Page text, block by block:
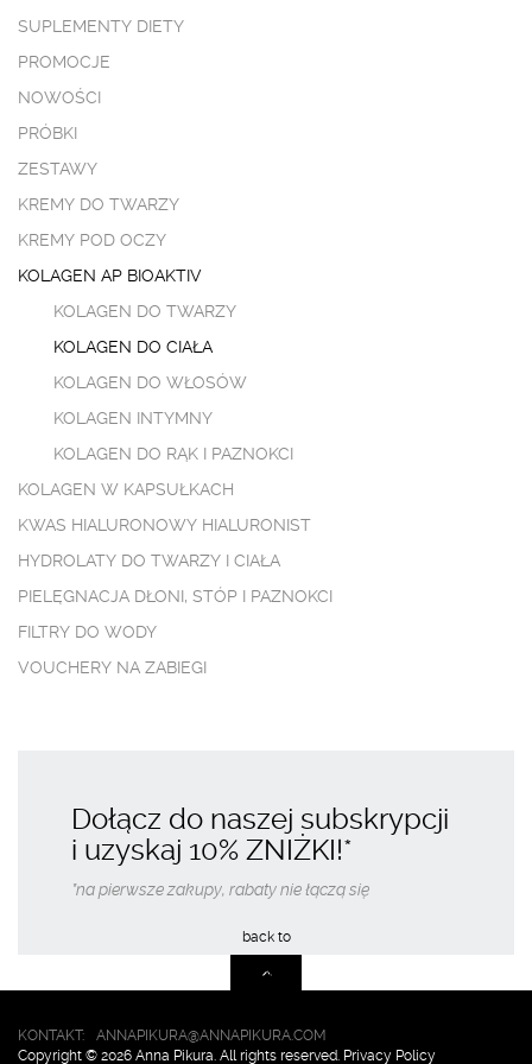
SUPLEMENTY DIETY
PROMOCJE
NOWOŚCI
PRÓBKI
ZESTAWY
KREMY DO TWARZY
KREMY POD OCZY
KOLAGEN AP BIOAKTIV
KOLAGEN DO TWARZY
KOLAGEN DO CIAŁA
KOLAGEN DO WŁOSÓW
KOLAGEN INTYMNY
KOLAGEN DO RĄK I PAZNOKCI
KOLAGEN W KAPSUŁKACH
KWAS HIALURONOWY HIALURONIST
HYDROLATY DO TWARZY I CIAŁA
PIELĘGNACJA DŁONI, STÓP I PAZNOKCI
FILTRY DO WODY
VOUCHERY NA ZABIEGI
Dołącz do naszej subskrypcji
i uzyskaj 10% ZNIŻKI!*
*na pierwsze zakupy, rabaty nie łączą się
KONTAKT:
ANNAPIKURA@ANNAPIKURA.COM
Copyright © 2026 Anna Pikura. All rights reserved. Privacy Policy